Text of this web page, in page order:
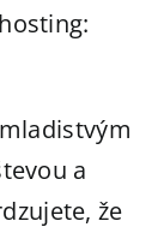
a
že